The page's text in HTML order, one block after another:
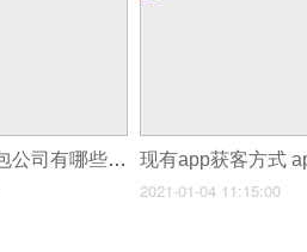
安卓APP开发外包公司有哪些呢？如何找到靠谱的呢？
2021-01-04 11:15:00